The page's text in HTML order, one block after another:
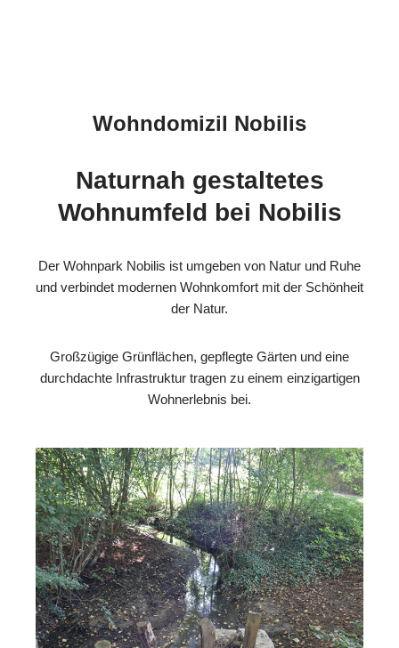
Wohndomizil Nobilis
Naturnah gestaltetes
Wohnumfeld bei Nobilis
Der Wohnpark Nobilis ist umgeben von Natur und Ruhe
und verbindet modernen Wohnkomfort mit der Schönheit
der Natur.
Großzügige Grünflächen, gepflegte Gärten und eine
durchdachte Infrastruktur tragen zu einem einzigartigen
Wohnerlebnis bei.